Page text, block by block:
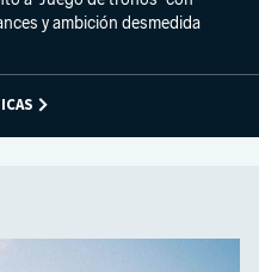
y ambición desmedida